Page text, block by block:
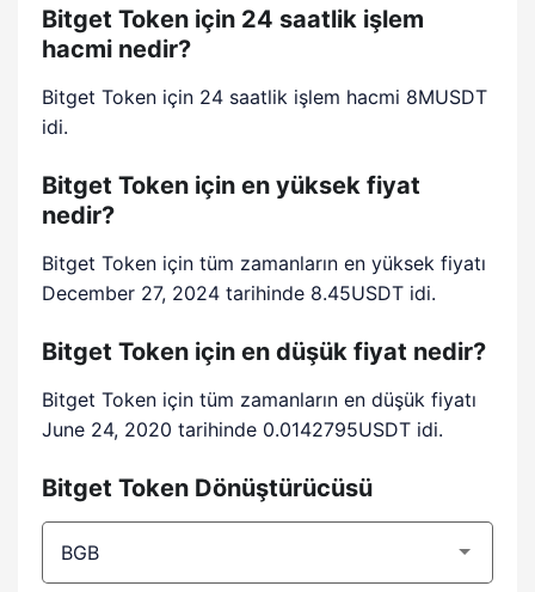
Bitget Token için 24 saatlik işlem
hacmi nedir?
Bitget Token için 24 saatlik işlem hacmi 8MUSDT
idi.
Bitget Token için en yüksek fiyat
nedir?
Bitget Token için tüm zamanların en yüksek fiyatı
December 27, 2024 tarihinde 8.45USDT idi.
Bitget Token için en düşük fiyat nedir?
Bitget Token için tüm zamanların en düşük fiyatı
June 24, 2020 tarihinde 0.0142795USDT idi.
Bitget Token Dönüştürücüsü